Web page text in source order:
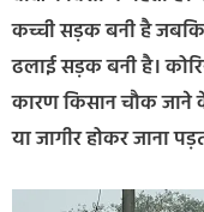
कच्ची सड़क बनी है
ढलाई सड़क बनी है।
कारण किसान चौक
या जागीर होकर जाना